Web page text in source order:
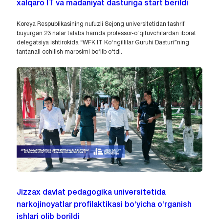
xalqaro IT va madaniyat dasturiga start berildi
Koreya Respublikasining nufuzli Sejong universitetidan tashrif
buyurgan 23 nafar talaba hamda professor-o‘qituvchilardan iborat
delegatsiya ishtirokida “WFK IT Ko‘ngillilar Guruhi Dasturi”ning
tantanali ochilish marosimi bo‘lib o‘tdi.
Jizzax davlat pedagogika universitetida
narkojinoyatlar profilaktikasi bo‘yicha o‘rganish
ishlari olib borildi